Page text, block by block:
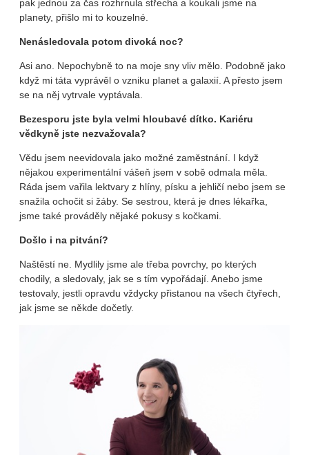
pak jednou za čas rozhrnula střecha a koukali jsme na
planety, přišlo mi to kouzelné.
Nenásledovala potom divoká noc?
Asi ano. Nepochybně to na moje sny vliv mělo. Podobně jako
když mi táta vyprávěl o vzniku planet a galaxií. A přesto jsem
se na něj vytrvale vyptávala.
Bezesporu jste byla velmi hloubavé dítko. Kariéru
vědkyně jste nezvažovala?
Vědu jsem neevidovala jako možné zaměstnání. I když
nějakou experimentální vášeň jsem v sobě odmala měla.
Ráda jsem vařila lektvary z hlíny, písku a jehličí nebo jsem se
snažila ochočit si žáby. Se sestrou, která je dnes lékařka,
jsme také prováděly nějaké pokusy s kočkami.
Došlo i na pitvání?
Naštěstí ne. Mydlily jsme ale třeba povrchy, po kterých
chodily, a sledovaly, jak se s tím vypořádají. Anebo jsme
testovaly, jestli opravdu vždycky přistanou na všech čtyřech,
jak jsme se někde dočetly.